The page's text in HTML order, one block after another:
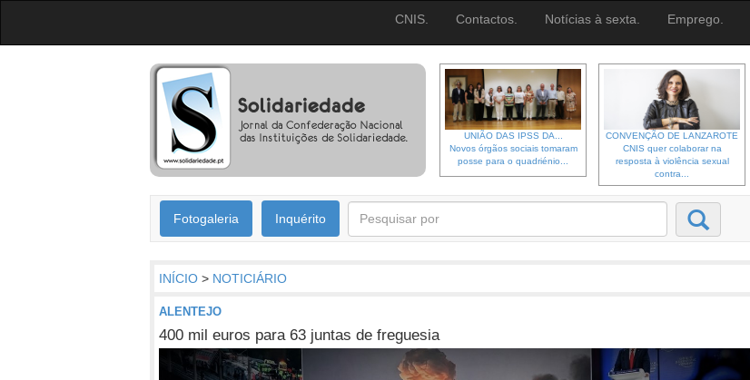
CNIS. Contactos. Notícias à sexta. Emprego.
UNIÃO DAS IPSS DA...
Novos órgãos sociais tomaram
posse para o quadriénio...
CONVENÇÃO DE LANZAROTE
CNIS quer colaborar na
resposta à violência sexual
contra...
Fotogaleria Inquérito
INÍCIO > NOTICIÁRIO
ALENTEJO
400 mil euros para 63 juntas de freguesia